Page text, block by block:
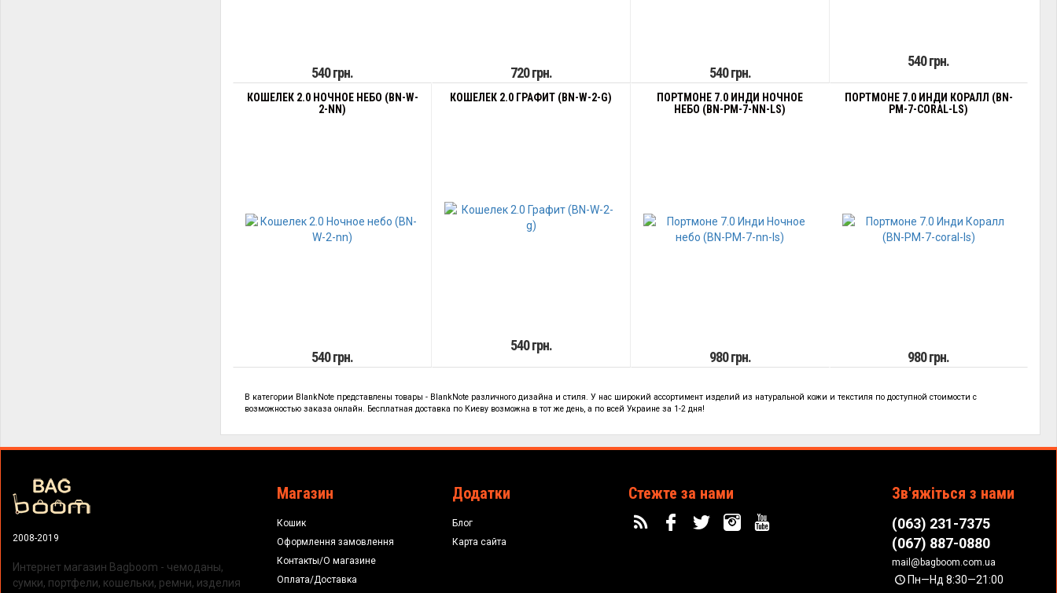
540 грн. 720 грн. 540 грн.
540 грн.
КОШЕЛЕК 2.0 НОЧНОЕ НЕБО (BN-W-
2-NN)
540 грн.
КОШЕЛЕК 2.0 ГРАФИТ (BN-W-2-G)
540 грн.
ПОРТМОНЕ 7.0 ИНДИ НОЧНОЕ
НЕБО (BN-PM-7-NN-LS)
980 грн.
ПОРТМОНЕ 7.0 ИНДИ КОРАЛЛ (BN-
PM-7-CORAL-LS)
980 грн.
В категории BlankNote представлены товары - BlankNote различного дизайна и стиля. У нас широкий ассортимент изделий из натуральной кожи и текстиля подоступной стоимости с
возможностью заказа онлайн. Бесплатная доставка по Киеву возможна в тот же день, а по всей Украине за 1-2 дня!
2008-2019
Интернет магазин Bagboom - чемоданы,
сумки, портфели, кошельки, ремни, изделия
Магазин
Кошик
Оформлення замовлення
Контакты/О магазине
Оплата/Доставка
Додатки
Блог
Карта сайта
Стежте за нами Зв'яжіться з нами
(063) 231-7375
(067) 887-0880
mail@bagboom.com.ua
Пн—Нд 8:30—21:00